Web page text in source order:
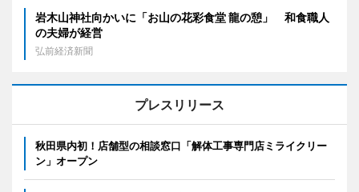
岩木山神社向かいに「お山の花彩食堂 龍の憩」 和食職人
の夫婦が経営
弘前経済新聞
プレスリリース
秋田県内初！店舗型の相談窓口「解体工事専門店ミライクリー
ン」オープン